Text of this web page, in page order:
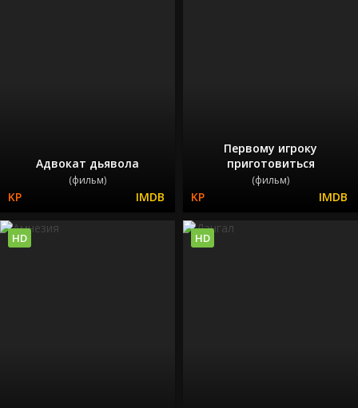
Адвокат дьявола
(фильм)
Первому игроку
приготовиться
(фильм)
HD HD